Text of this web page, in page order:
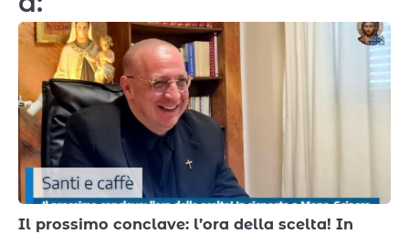
Il prossimo conclave: l’ora della scelta! In